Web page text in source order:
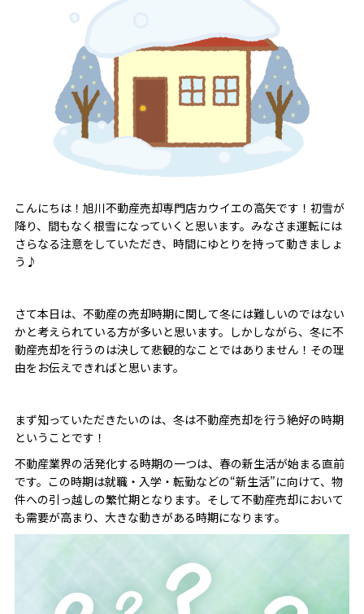
こんにちは！旭川不動産売却専門店カウイエの高矢です！初雪が
降り、間もなく根雪になっていくと思います。みなさま運転には
さらなる注意をしていただき、時間にゆとりを持って動きましょ
う♪
さて本日は、不動産の売却時期に関して冬には難しいのではない
かと考えられている方が多いと思います。しかしながら、冬に不
動産売却を行うのは決して悲観的なことではありません！その理
由をお伝えできればと思います。
まず知っていただきたいのは、冬は不動産売却を行う絶好の時期
ということです！
不動産業界の活発化する時期の一つは、春の新生活が始まる直前
です。この時期は就職・入学・転勤などの“新生活”に向けて、物
件への引っ越しの繁忙期となります。そして不動産売却において
も需要が高まり、大きな動きがある時期になります。